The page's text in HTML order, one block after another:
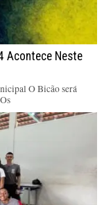
Acontece Neste
O Bicão será